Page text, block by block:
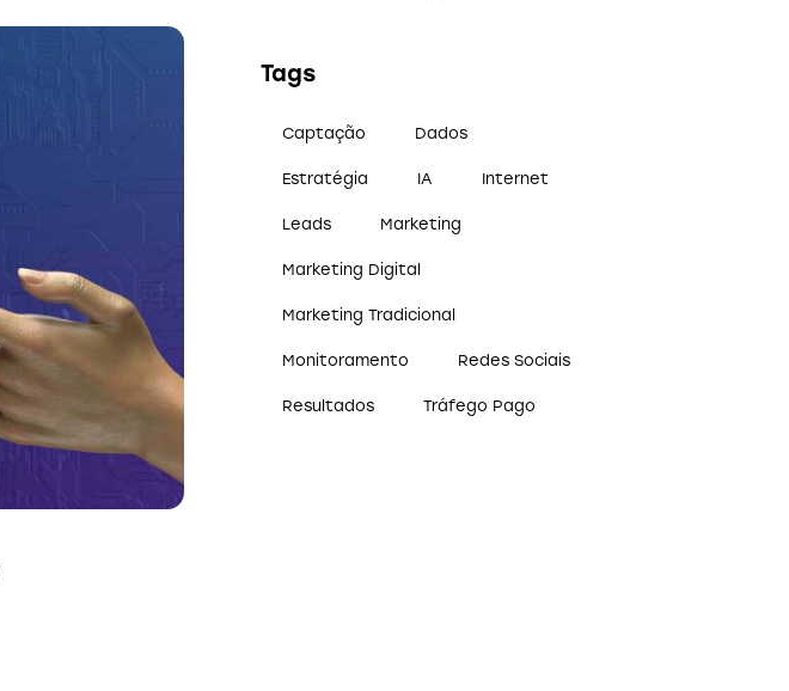
Tags
Captação Dados
Estratégia IA Internet
Leads Marketing
Marketing Digital
Marketing Tradicional
Monitoramento Redes Sociais
Resultados Tráfego Pago